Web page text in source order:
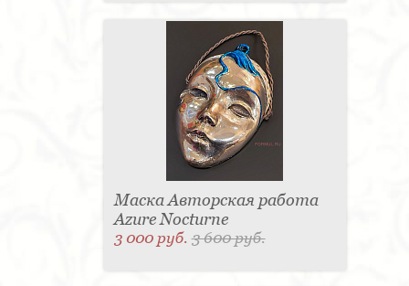
Маска Авторская работа
Azure Nocturne
3 000 руб.3 600 руб.